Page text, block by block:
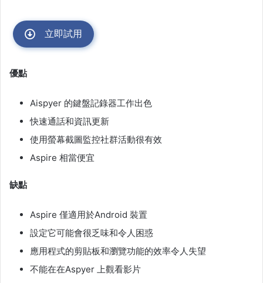
立即試用
優點
Aispyer 的鍵盤記錄器工作出色
快速通話和資訊更新
使用螢幕截圖監控社群活動很有效
Aspire 相當便宜
缺點
Aspire 僅適用於Android 裝置
設定它可能會很乏味和令人困惑
應用程式的剪貼板和瀏覽功能的效率令人失望
不能在在Aspyer 上觀看影片